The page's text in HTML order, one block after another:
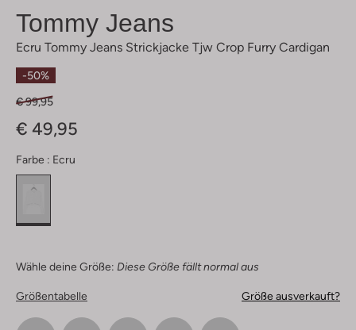
Tommy Jeans
Ecru Tommy Jeans Strickjacke Tjw Crop Furry Cardigan
-50%
€ 99,95
€ 49,95
Farbe : Ecru
Wähle deine Größe: Diese Größe fällt normal aus
Größentabelle Größe ausverkauft?